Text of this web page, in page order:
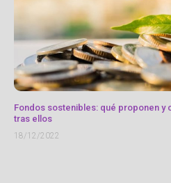
Fondos sostenibles: qué proponen y
tras ellos
18/12/2022